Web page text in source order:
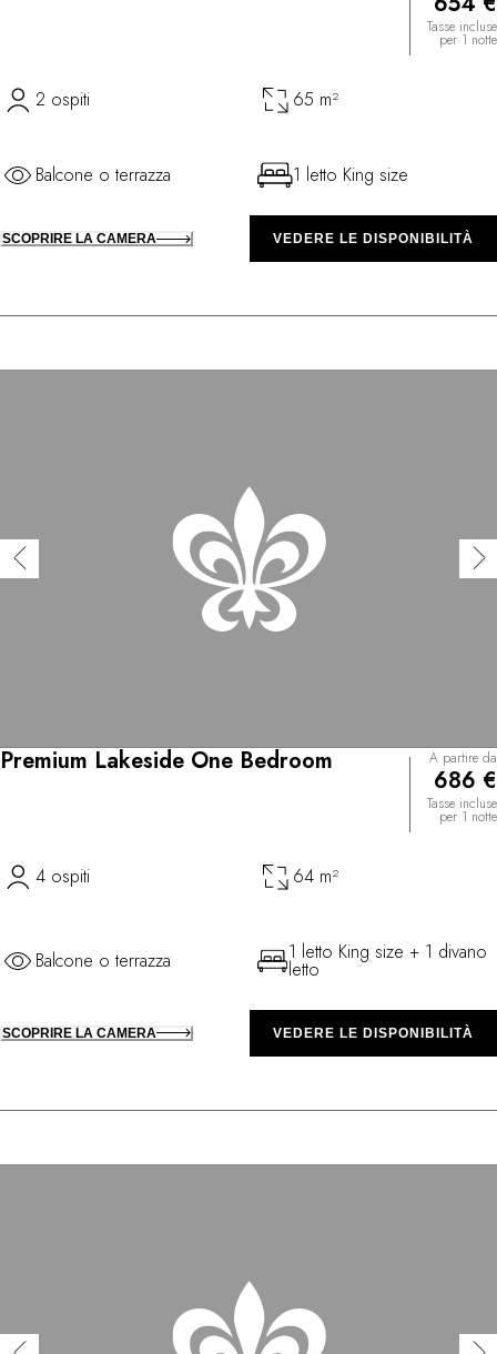
Tasse incluse
per 1 notte
2 ospiti 65 m²
Balcone o terrazza 1 letto King size
SCOPRIRE LA CAMERA VEDERE LE DISPONIBILITÀ
Premium Lakeside One Bedroom A partire da
686 €
Tasse incluse
per 1 notte
4 ospiti 64 m²
Balcone o terrazza 1 letto King size + 1 divano
letto
SCOPRIRE LA CAMERA VEDERE LE DISPONIBILITÀ